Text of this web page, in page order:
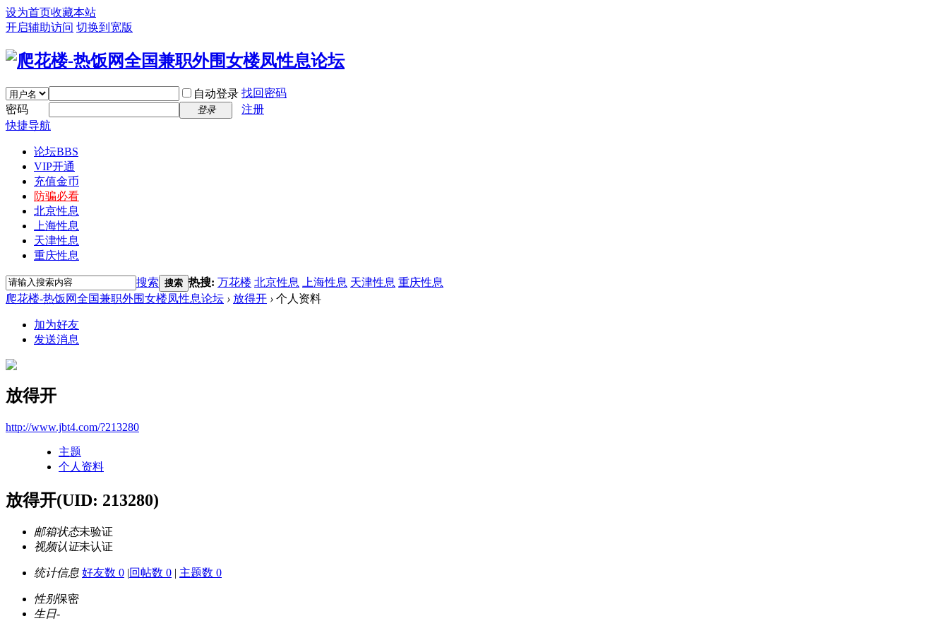
设为首页收藏本站
开启辅助访问 切换到宽版
自动登录 找回密码
密码
登录
注册
快捷导航
论坛BBS
VIP开通
充值金币
防骗必看
北京性息
上海性息
天津性息
重庆性息
搜索 搜索 热搜: 万花楼 北京性息 上海性息 天津性息 重庆性息
爬花楼-热饭网全国兼职外围女楼凤性息论坛 › 放得开 › 个人资料
加为好友
发送消息
放得开
http://www.jbt4.com/?213280
主题
个人资料
放得开(UID: 213280)
邮箱状态未验证
视频认证未认证
统计信息 好友数 0 |回帖数 0 | 主题数 0
性别保密
生日-